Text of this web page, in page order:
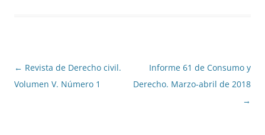
Navegación
de
← Revista de Derecho civil.
Volumen V. Número 1
Informe 61 de Consumo y
Derecho. Marzo-abril de 2018
→